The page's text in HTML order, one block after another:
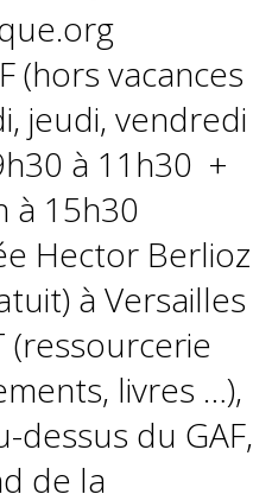
(hors vacances
jeudi, vendredi
à 11h30 +
à 15h30
Hector Berlioz
à Versailles
(ressourcerie
livres …),
dessus du GAF,
de la